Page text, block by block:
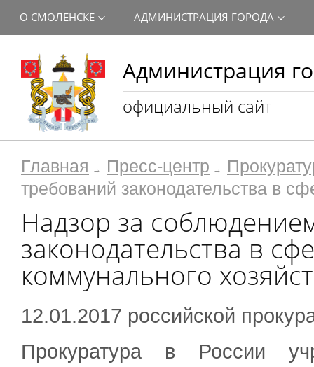
Администрация
официальный сайт
О СМОЛЕНСКЕ АДМИНИСТРАЦИЯ ГОРОДА
Главная Пресс-центр
требований законодательства в
Надзор за
законодательства в
коммунального
12.01.2017 российской
Прокуратура в России